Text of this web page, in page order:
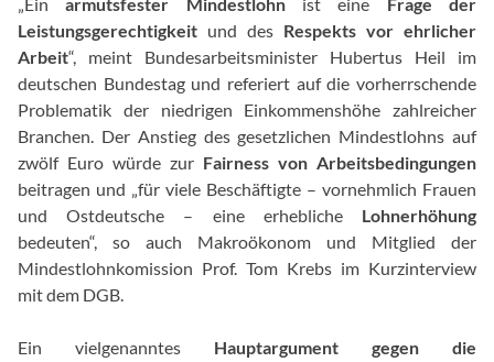
„Einarmutsfester Mindestlohnist eine Frage der
Leistungsgerechtigkeit und des Respekts vor ehrlicher
Arbeit“, meint Bundesarbeitsminister Hubertus Heil im
deutschen Bundestag und referiert auf die vorherrschende
Problematik der niedrigen Einkommenshöhe zahlreicher
Branchen. Der Anstieg des gesetzlichen Mindestlohns auf
zwölf Euro würde zur Fairness von Arbeitsbedingungen
beitragen und „für viele Beschäftigte – vornehmlich Frauen
und Ostdeutsche – eine erhebliche Lohnerhöhung
bedeuten“, so auch Makroökonom und Mitglied der
Mindestlohnkomission Prof. Tom Krebs im Kurzinterview
mit dem DGB.
Ein vielgenanntes Hauptargument gegen die